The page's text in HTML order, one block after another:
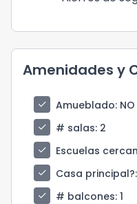
Amenidades y
check Amueblado: NO
check
# salas: 2
check
Escuelas
check
Casa principal?
check
# balcones: 1